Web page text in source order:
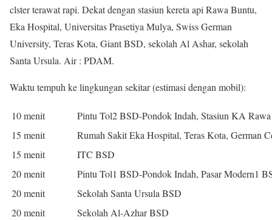
clster terawat rapi. Dekat dengan stasiun kereta api Rawa Buntu,
Eka Hospital, Universitas Prasetiya Mulya, Swiss German
University, Teras Kota, Giant BSD, sekolah Al Ashar, sekolah
Santa Ursula. Air : PDAM.
Waktu tempuh ke lingkungan sekitar (estimasi dengan mobil):
10 menit
Pintu Tol2 BSD-Pondok Indah, Stasiun KA
15 menit
Rumah Sakit Eka Hospital, Teras Kota, German
15 menit
ITC BSD
20 menit
Pintu Tol1 BSD-Pondok Indah, Pasar Modern1
20 menit
Sekolah Santa Ursula BSD
20 menit
Sekolah Al-Azhar BSD